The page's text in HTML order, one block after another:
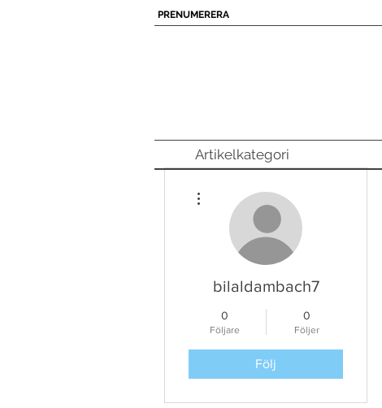
PRENUMERERA
Artikelkategori
bilaldambach7
0
Följare
0
Följer
Följ